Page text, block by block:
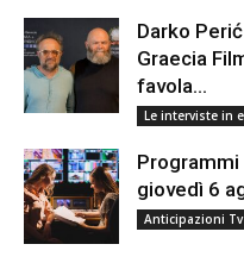
Darko
Graecia
favola...
Le interviste in
giovedì 6
Anticipazioni Tv